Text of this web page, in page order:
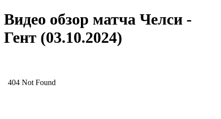
Видео обзор матча Челси -
Гент (03.10.2024)